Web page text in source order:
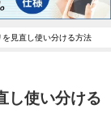
見直し使い分ける方法
し使い分ける